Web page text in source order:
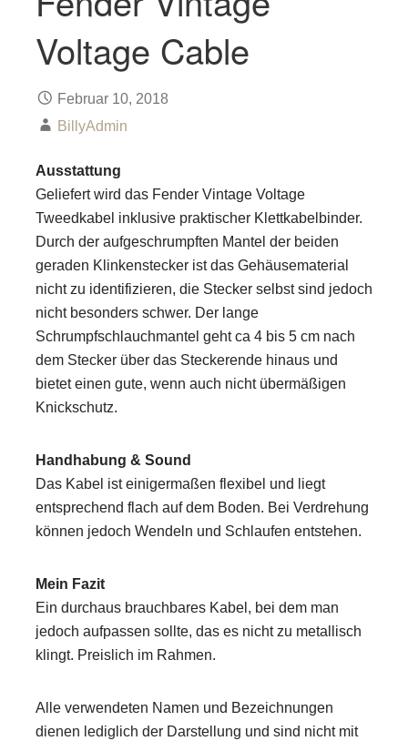
Voltage Cable
Februar 10, 2018
BillyAdmin
Ausstattung
Geliefert wird das Fender Vintage Voltage
Tweedkabel inklusive praktischer Klettkabelbinder.
Durch der aufgeschrumpften Mantel der beiden
geraden Klinkenstecker ist das Gehäusematerial
nicht zu identifizieren, die Stecker selbst sind jedoch
nicht besonders schwer. Der lange
Schrumpfschlauchmantel geht ca 4 bis 5 cm nach
dem Stecker über das Steckerende hinaus und
bietet einen gute, wenn auch nicht übermäßigen
Knickschutz.
Handhabung & Sound
Das Kabel ist einigermaßen flexibel und liegt
entsprechend flach auf dem Boden. Bei Verdrehung
können jedoch Wendeln und Schlaufen entstehen.
Mein Fazit
Ein durchaus brauchbares Kabel, bei dem man
jedoch aufpassen sollte, das es nicht zu metallisch
klingt. Preislich im Rahmen.
Alle verwendeten Namen und Bezeichnungen
dienen lediglich der Darstellung und sind nicht mit